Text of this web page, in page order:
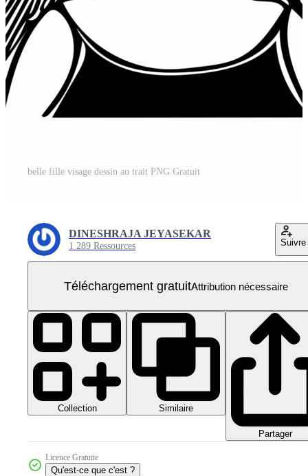
belle fille visage dessin au trait PNG Gratuit
DINESHRAJA JEYASEKAR
1 289 Ressources Suivre
Téléchargement gratuitAttribution nécessaire
Collection Similaire
Partager
Licence Gratuite
Qu'est-ce que c'est ?